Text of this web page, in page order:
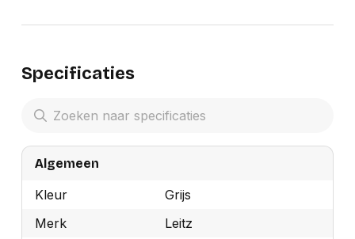
Specificaties
Algemeen
Kleur
Grijs
Merk
Leitz